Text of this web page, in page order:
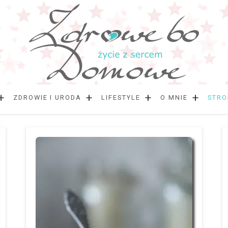
ZDROWIE I URODA + LIFESTYLE + O MNIE +